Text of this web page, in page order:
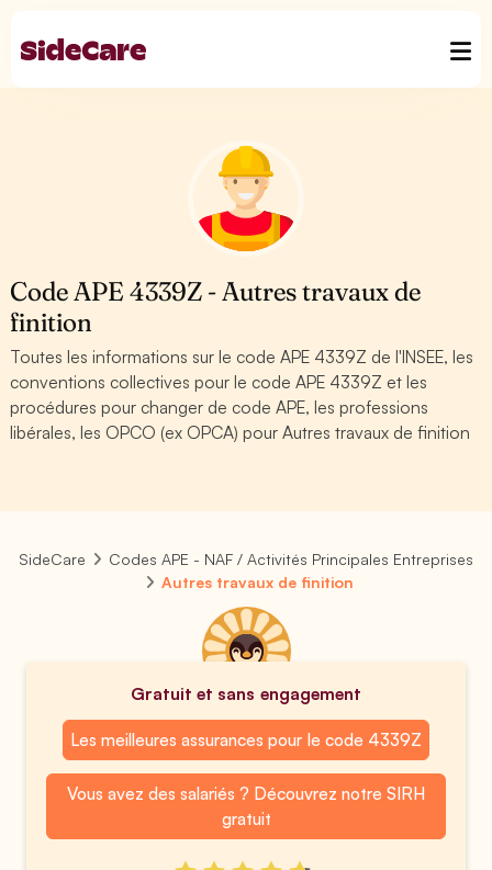
Code APE 4339Z - Autres travaux de
finition
Toutes les informations sur le code APE 4339Z de l'INSEE, les
conventions collectives pour le code APE 4339Z et les
procédures pour changer de code APE, les professions
libérales, les OPCO (ex OPCA) pour Autres travaux de finition
SideCare
Codes APE - NAF / Activités Principales Entreprises
Autres travaux de finition
Gratuit et sans engagement
Les meilleures assurances pour le code 4339Z
Vous avez des salariés ? Découvrez notre SIRH
gratuit